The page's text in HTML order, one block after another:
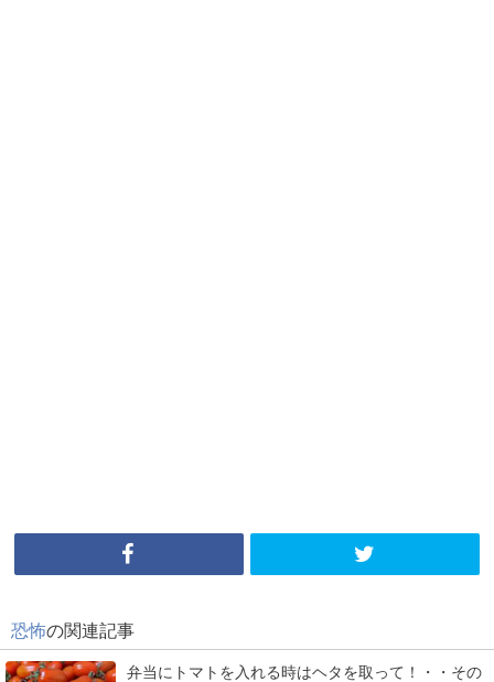
恐怖の関連記事
弁当にトマトを入れる時はヘタを取って！・・その